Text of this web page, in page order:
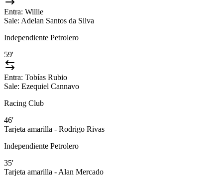
Entra: Willie
Sale: Adelan Santos da Silva
Independiente Petrolero
59'
Entra: Tobías Rubio
Sale: Ezequiel Cannavo
Racing Club
46'
Tarjeta amarilla - Rodrigo Rivas
Independiente Petrolero
35'
Tarjeta amarilla - Alan Mercado